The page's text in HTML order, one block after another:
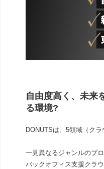
自由度高く、未来
る環境?
DONUTSは、5領域（ク
一見異なるジャンルのプ
バックオフィス支援クラ